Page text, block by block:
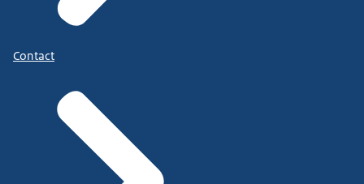
Contact